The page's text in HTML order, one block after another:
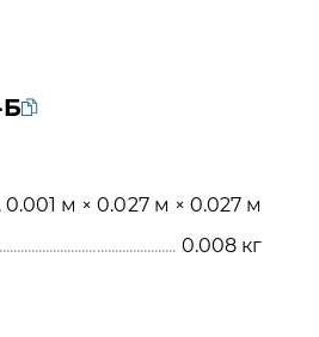
Б
0.001 м × 0.027 м × 0.027 м
0.008 кг